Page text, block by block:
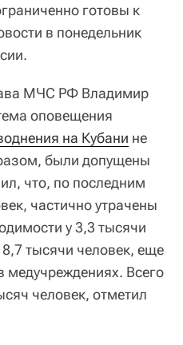
готовы к
в понедельник
МЧС РФ Владимир
оповещения
на Кубани не
были допущены
что, по последним
частично утрачены
у 3,3 тысячи
тысячи человек, еще
медучреждениях. Всего
человек, отметил